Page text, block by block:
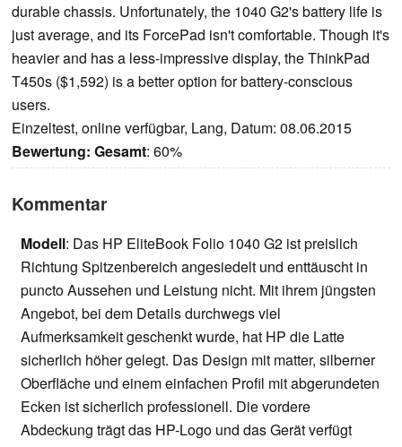
durable chassis. Unfortunately, the 1040 G2's battery life is
just average, and its ForcePad isn't comfortable. Though it's
heavier and has a less-impressive display, the ThinkPad
T450s ($1,592) is a better option for battery-conscious
users.
Einzeltest, online verfügbar, Lang, Datum: 08.06.2015
Bewertung: Gesamt: 60%
Kommentar
Modell: Das HP EliteBook Folio 1040 G2 ist preislich
Richtung Spitzenbereich angesiedelt und enttäuscht in
puncto Aussehen und Leistung nicht. Mit ihrem jüngsten
Angebot, bei dem Details durchwegs viel
Aufmerksamkeit geschenkt wurde, hat HP die Latte
sicherlich höher gelegt. Das Design mit matter, silberner
Oberfläche und einem einfachen Profil mit abgerundeten
Ecken ist sicherlich professionell. Die vordere
Abdeckung trägt das HP-Logo und das Gerät verfügt